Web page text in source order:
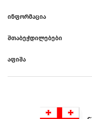
ᲘᲜᲤᲝᲠᲛᲐᲪᲘᲐ
ᲨᲗᲐᲑᲔᲭᲓᲘᲚᲔᲑᲔᲑᲘ
ᲐᲤᲘᲨᲐ